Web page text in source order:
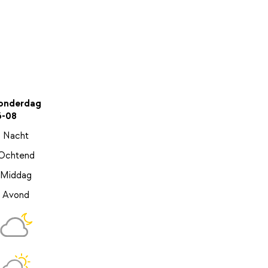
08
Nacht
Middag
Avond